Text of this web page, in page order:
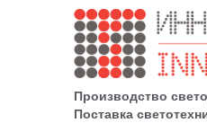
Производство
Поставка